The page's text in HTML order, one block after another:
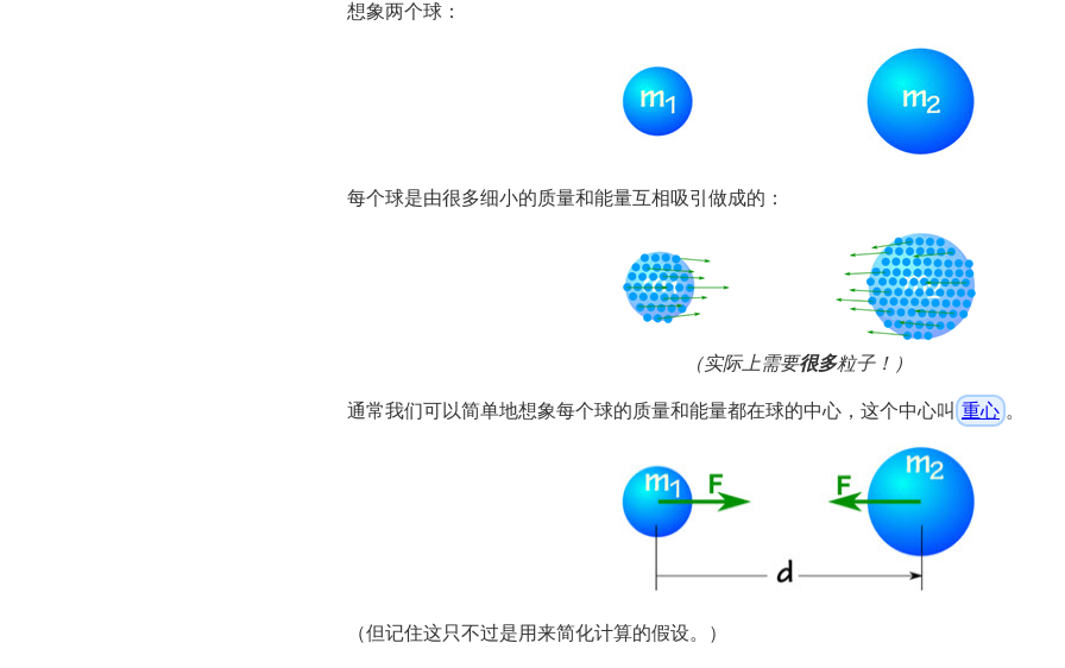
想象两个球：
每个球是由很多细小的质量和能量互相吸引做成的：
（实际上需要很多粒子！）
通常我们可以简单地想象每个球的质量和能量都在球的中心，这个中心叫 重心 。
（但记住这只不过是用来简化计算的假设。）